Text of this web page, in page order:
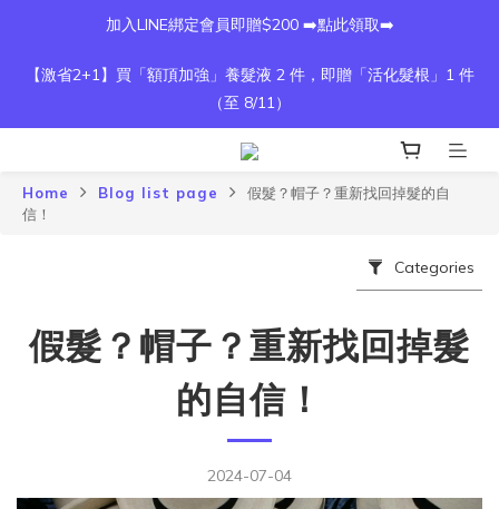
加入LINE綁定會員即贈$200 ➡️點此領取➡️
【激省2+1】買「額頂加強」養髮液 2 件，即贈「活化髮根」1 件
（至 8/11）
Home Blog list page
假髮？帽子？重新找回掉髮的自
信！
Categories
假髮？帽子？重新找回掉髮
的自信！
2024-07-04